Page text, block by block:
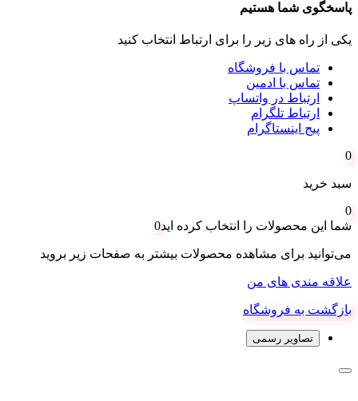
پاسخگوی شما هستیم
یکی از راه های زیر را برای ارتباط انتخاب کنید
تماس با فروشگاه
تماس با ادمین
ارتباط در واتساپ
ارتباط تلگرام
پیج اینستاگرام
0
سبد خرید
0
شما این محصولات را انتخاب کرده اید0
می‌توانید برای مشاهده محصولات بیشتر به صفحات زیر بروید
علاقه مندی های من
بازگشت به فروشگاه
تصاویر رسمی